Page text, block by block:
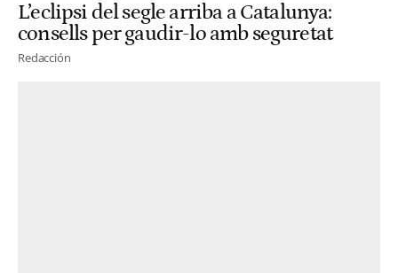
L’eclipsi del segle arriba a Catalunya:
consells per gaudir-lo amb seguretat
Redacción